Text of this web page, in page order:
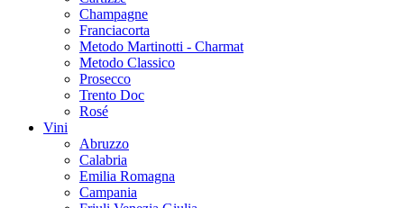
Champagne
Franciacorta
Metodo Martinotti - Charmat
Metodo Classico
Prosecco
Trento Doc
Rosé
Vini
Abruzzo
Calabria
Emilia Romagna
Campania